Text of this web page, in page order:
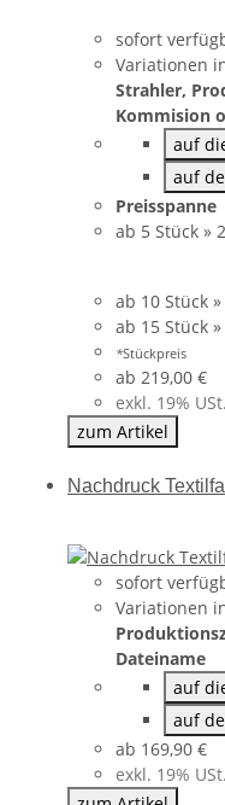
Unternehmens sind
Darstellung.
Sollte widererwartend
Transport Ihrer
Ersatzteile sowie das
Service garantieren
Wir bieten allerdings
Faltdisplays
Roll Up Display
Pop Up Display
Bannerdisplays
Banner
Textilfaltdisplay
Messetheken
sofort
Variationen
Strahler,
Kommision
auf
auf
Preisspanne
ab 5 Stück »
ab 10 Stück »
ab 15 Stück »
*Stückpreis
ab 219,00 €
exkl. 19%
zum Artikel
Nachdruck
sofort
Variationen
Dateiname
auf
auf
ab 169,90 €
exkl. 19%